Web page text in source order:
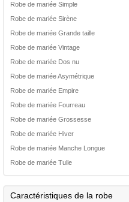
Robe de mariée Simple
Robe de mariée Sirène
Robe de mariée Grande taille
Robe de mariée Vintage
Robe de mariée Dos nu
Robe de mariée Asymétrique
Robe de mariée Empire
Robe de mariée Fourreau
Robe de mariée Grossesse
Robe de mariée Hiver
Robe de mariée Manche Longue
Robe de mariée Tulle
Caractéristiques de la robe